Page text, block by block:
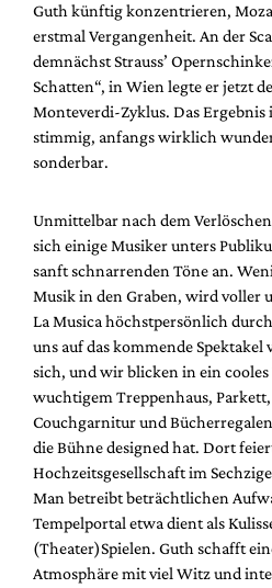
Podcast
Service
Shop / Abo
Newsletter
Redaktion
Partner
Mediadaten
Suche
Guth künftig konzentrieren,
erstmal Vergangenheit. An der
demnächst Strauss’
Schatten“, in Wien legte er jetzt
Monteverdi-Zyklus. Das Ergebnis
stimmig, anfangs wirklich
sonderbar.
Unmittelbar nach dem
sich einige Musiker unters
sanft schnarrenden Töne an.
Musik in den Graben, wird voller
La Musica höchstpersönlich
uns auf das kommende
sich, und wir blicken in ein
wuchtigem Treppenhaus,
Couchgarnitur und
die Bühne designed hat. Dort
Hochzeitsgesellschaft im
Man betreibt beträchtlichen
Tempelportal etwa dient als
(Theater)Spielen. Guth schafft
Atmosphäre mit viel Witz und